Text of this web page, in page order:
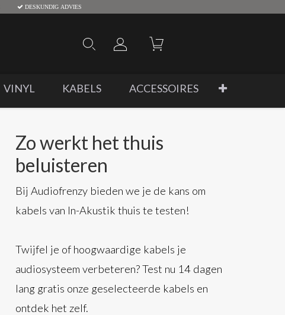
DESKUNDIG ADVIES
VINYL KABELS ACCESSOIRES
Zo werkt het thuis
beluisteren
Bij Audiofrenzy bieden we je de kans om
kabels van In-Akustik thuis te testen!
Twijfel je of hoogwaardige kabels je
audiosysteem verbeteren? Test nu 14 dagen
lang gratis onze geselecteerde kabels en
ontdek het zelf.